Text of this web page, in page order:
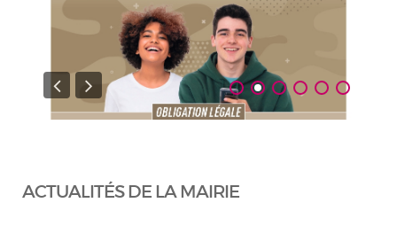
ACTUALITÉS DE LA MAIRIE